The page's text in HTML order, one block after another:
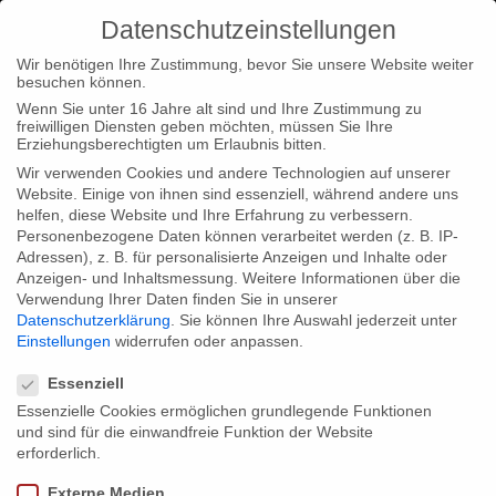
Home Startseite
Bundesweiter Kinostart GARDENIA am
13. November
Bundesweiter Kinostart GARDENIA am
13. November
Endlich ist es soweit: am 13. November 2014 ist der
bundesweite Kinostart von “Gardenia – Bevor der letzte Vorhang
Datenschutzeinstellungen
Wir benötigen Ihre Zustimmung, bevor Sie unsere Website weiter
besuchen können.
Wenn Sie unter 16 Jahre alt sind und Ihre Zustimmung zu
freiwilligen Diensten geben möchten, müssen Sie Ihre
Erziehungsberechtigten um Erlaubnis bitten.
Wir verwenden Cookies und andere Technologien auf unserer
Website. Einige von ihnen sind essenziell, während andere uns
helfen, diese Website und Ihre Erfahrung zu verbessern.
Personenbezogene Daten können verarbeitet werden (z. B. IP-
Adressen), z. B. für personalisierte Anzeigen und Inhalte oder
Anzeigen- und Inhaltsmessung. Weitere Informationen über die
Verwendung Ihrer Daten finden Sie in unserer
Datenschutzerklärung
Sie können Ihre Auswahl jederzeit unter
Einstellungen widerrufen oder anpassen.
Essenziell
Essenzielle Cookies ermöglichen grundlegende Funktionen
und sind für die einwandfreie Funktion der Website
erforderlich.